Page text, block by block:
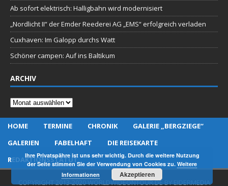
Ab sofort elektrisch: Halligbahn wird modernisiert
„Nordlicht II“ der Emder Reederei AG „EMS“ erfolgreich verladen
Cuxhaven: Im Galopp durchs Watt
Schöner campen: Auf ins Baltikum
ARCHIV
Archiv
HOME TERMINE CHRONIK
GALERIE „BERGZIEGE“
GALERIEN
FABELHAFT
DIE REISEKARTE
REDAKTIONSSTATUT
COPYRIGHT 2013-2020 WORLDWIDEONTOUR.DE BY EIDERMEDIA
Ihre Privatspähre ist uns sehr wichtig. Durch die weitere Nutzung
der Seite stimmen Sie der Verwendung von Cookies zu.Weitere
Informationen
Akzeptieren